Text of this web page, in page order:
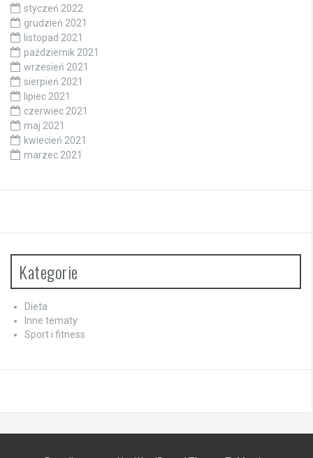
styczeń 2022
grudzień 2021
listopad 2021
październik 2021
wrzesień 2021
sierpień 2021
lipiec 2021
czerwiec 2021
maj 2021
kwiecień 2021
marzec 2021
Kategorie
Dieta
Inne tematy
Sport i fitness